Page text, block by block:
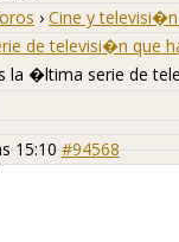
› Cine y
de televisi�n que
la �ltima serie de
15:10 #94568